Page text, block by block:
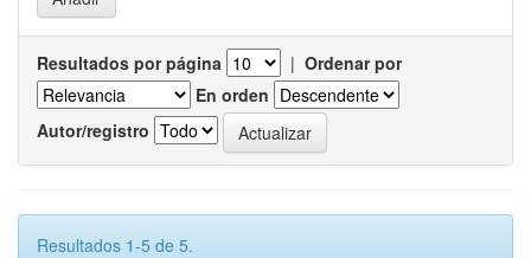
Resultados por página | Ordenar por
En orden
Autor/registro
Resultados 1-5 de 5.